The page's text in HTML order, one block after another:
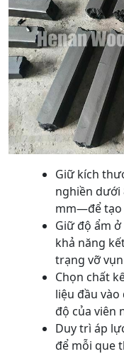
Giữ kích
nghiền dưới
mm—để tạo
Giữ độ ẩm
khả năng
trạng vỡ
Chọn chất
liệu đầu
độ của viên
Duy trì áp
để mỗi que